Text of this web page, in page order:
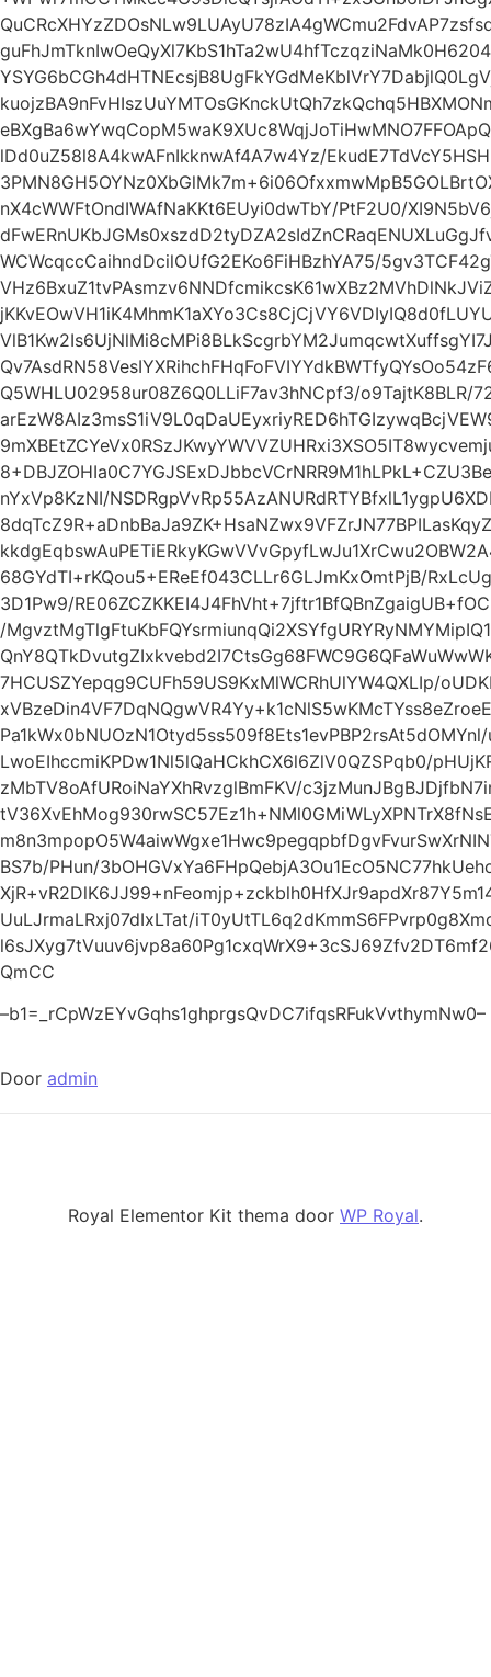
lDd0uZ58l8A4kwAFnIkknwAf4A7w4Yz/
nX4cWWFtOndIWAfNaKKt6EUyi0dwTbY/PtF2U0/
WCWcqccCaihndDcilOUfG2EKo6FiHBzhYA75/
Q5WHLU02958ur08Z6Q0LLiF7av3hNCpf3/o9TajtK8BLR/
nYxVp8KzNI/
68GYdTI+rKQou5+EReEf043CLLr6GLJmKxOmtPjB/
3D1Pw9/
/
7HCUSZYepqg9CUFh59US9KxMlWCRhUlYW4QXLIp/
LwoEIhccmiKPDw1Nl5lQaHCkhCX6l6ZlV0QZSPqb0/
zMbTV8oAfURoiNaYXhRvzglBmFKV/
BS7b/PHun/
UuLJrmaLRxj07dIxLTat/
QmCC
–b1=_rCpWzEYvGqhs1ghprgsQvDC7ifqsRFukVvthymNw0–
Door admin
Royal Elementor Kit thema door WP Royal.